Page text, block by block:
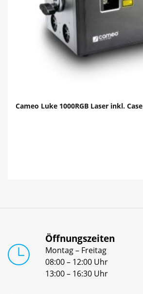
Cameo Luke 1000RGB Laser inkl. Case
Öffnungszeiten
Montag – Freitag
08:00 – 12:00 Uhr
13:00 – 16:30 Uhr